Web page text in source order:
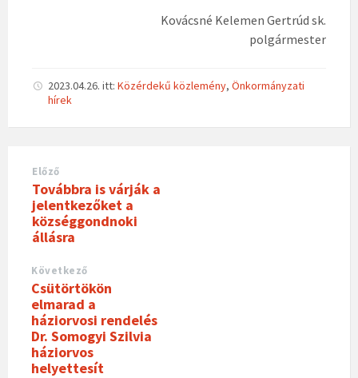
Kovácsné Kelemen Gertrúd sk.
polgármester
2023.04.26. itt: Közérdekű közlemény, Önkormányzati
hírek
Előző
Továbbra is várják a
jelentkezőket a
községgondnoki
állásra
Következő
Csütörtökön
elmarad a
háziorvosi rendelés
Dr. Somogyi Szilvia
háziorvos
helyettesít